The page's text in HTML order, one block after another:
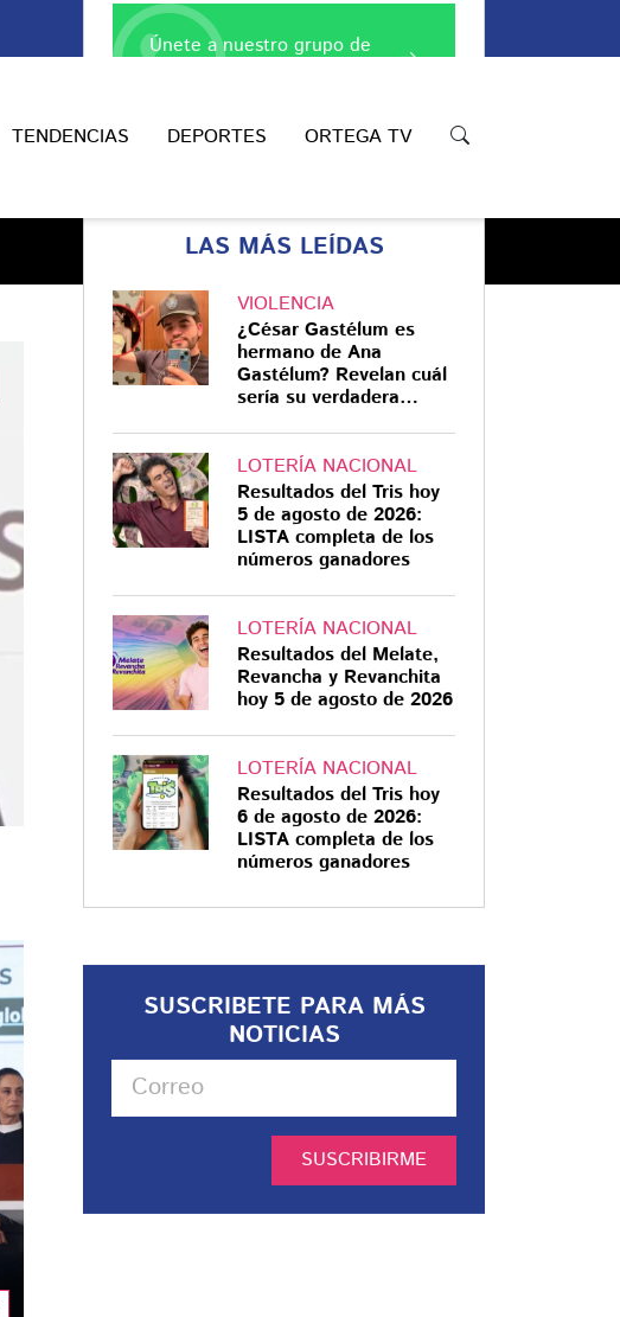
TENDENCIAS DEPORTES ORTEGA TV
Compartir
BROTE
¿Debes preocuparte
por la diarrea
explosiva? Salud
confirma aumento en
agosto
La aparición de 33 casos
confirmados de ciclosporiasis, una
Únete a nuestro grupo de
LAS MÁS LEÍDAS
VIOLENCIA
¿César Gastélum es
hermano de Ana
Gastélum? Revelan cuál
sería su verdadera
LOTERÍA NACIONAL
Resultados del Tris hoy
5 de agosto de 2026:
LISTA completa de los
números ganadores
LOTERÍA NACIONAL
Resultados del Melate,
Revancha y Revanchita
hoy 5 de agosto de 2026
LOTERÍA NACIONAL
Resultados del Tris hoy
6 de agosto de 2026:
LISTA completa de los
números ganadores
SUSCRIBETE PARA MÁS
NOTICIAS
SUSCRIBIRME